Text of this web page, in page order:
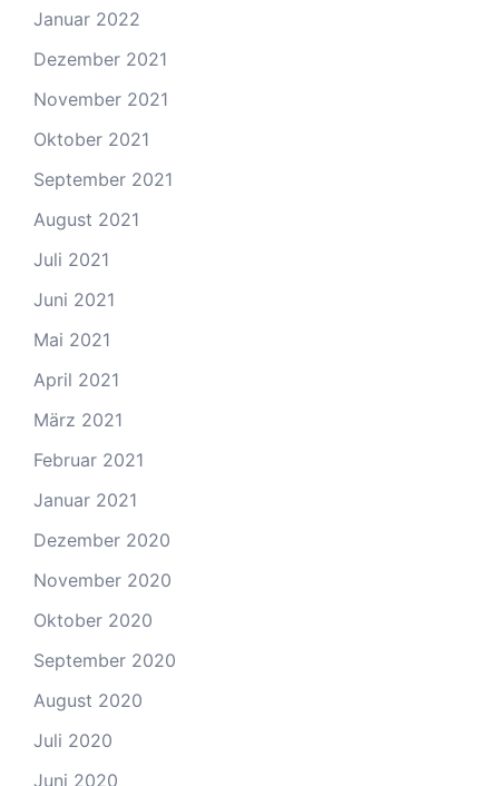
Januar 2022
Dezember 2021
November 2021
Oktober 2021
September 2021
August 2021
Juli 2021
Juni 2021
Mai 2021
April 2021
März 2021
Februar 2021
Januar 2021
Dezember 2020
November 2020
Oktober 2020
September 2020
August 2020
Juli 2020
Juni 2020